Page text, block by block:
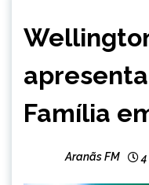
NOTÍCIAS
Família
Aranãs FM 4